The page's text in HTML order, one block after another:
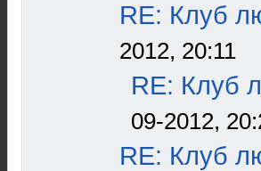
RE: Клуб
2012, 20:11
RE: Клуб
09-2012,
RE: Клуб